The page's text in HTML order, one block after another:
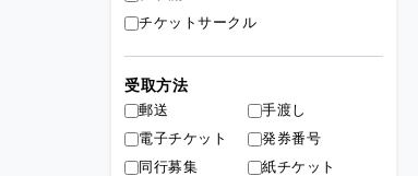
チケットサークル
受取方法
郵送
手渡し
電子チケット
発券番号
同行募集
紙チケット